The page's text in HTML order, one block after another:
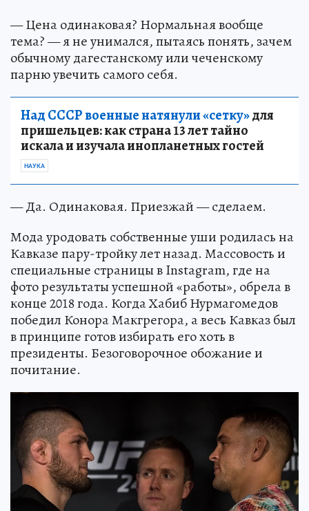
— Цена одинаковая? Нормальная вообще
тема? — я не унимался, пытаясь понять, зачем
обычному дагестанскому или чеченскому
парню увечить самого себя.
Над СССР военные натянули «сетку»для
пришельцев: как страна 13 лет тайно
искала и изучала инопланетных гостей
НАУКА
— Да. Одинаковая. Приезжай — сделаем.
Мода уродовать собственные уши родилась на
Кавказе пару-тройку лет назад. Массовость и
специальные страницы в Instagram, где на
фото результаты успешной «работы», обрела в
конце 2018 года. Когда Хабиб Нурмагомедов
победил Конора Макгрегора, а весь Кавказ был
в принципе готов избирать его хоть в
президенты. Безоговорочное обожание и
почитание.